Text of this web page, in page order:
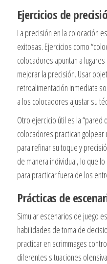
Ejercicios de
La precisión en la colocación
exitosas. Ejercicios como
colocadores apuntan a
mejorar la precisión. Usar
retroalimentación inmediata
a los colocadores ajustar su
Otro ejercicio útil es la “pared
colocadores practican
para refinar su toque y
de manera individual, lo que
para practicar fuera de los
Prácticas de
Simular escenarios de juego
habilidades de toma de
practicar en scrimmages
diferentes situaciones